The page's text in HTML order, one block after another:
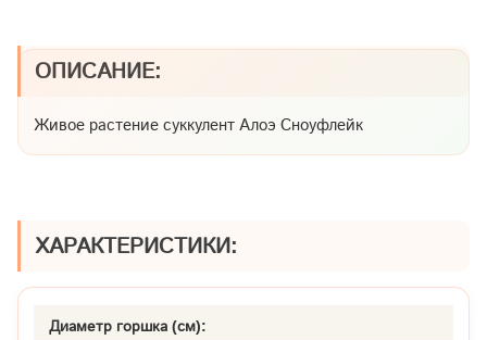
ОПИСАНИЕ:
Живое растение суккулент Алоэ Сноуфлейк
ХАРАКТЕРИСТИКИ:
Диаметр горшка (см):